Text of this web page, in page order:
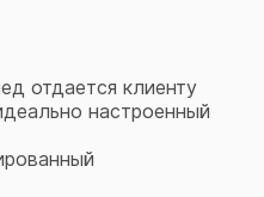
отдается клиенту
настроенный